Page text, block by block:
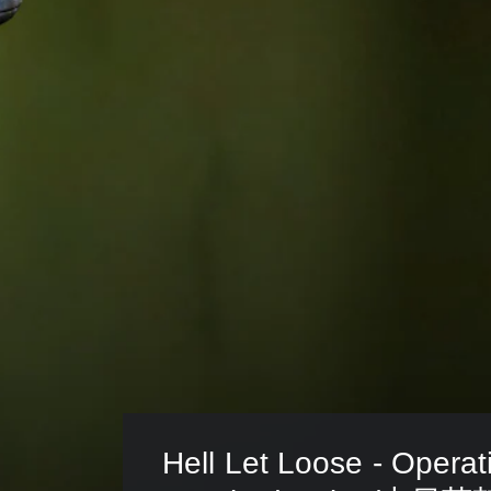
Hell Let Loose -